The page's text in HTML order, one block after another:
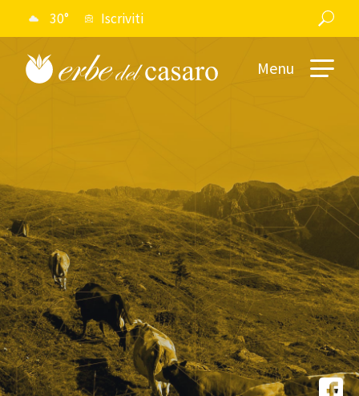
30° Iscriviti
Menu